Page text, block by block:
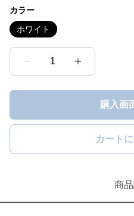
カラー
ホワイト
1
購入画
カート
商